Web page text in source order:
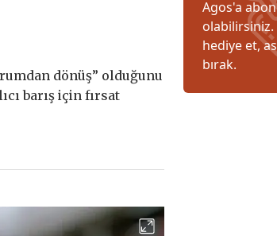
dönüş” olduğunu
barış için fırsat
Agos'a
olabilirsiniz.
hediye et,
bırak.